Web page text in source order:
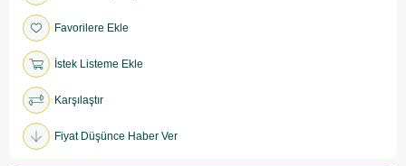
Favorilere Ekle
İstek Listeme Ekle
Karşılaştır
Fiyat Düşünce Haber Ver